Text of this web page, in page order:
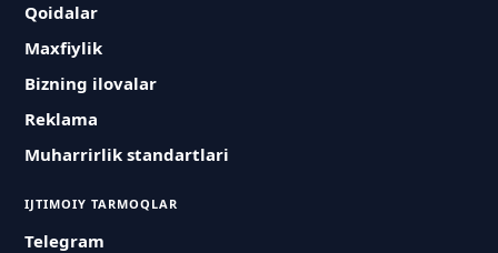
Qoidalar
Maxfiylik
Bizning ilovalar
Reklama
Muharrirlik standartlari
IJTIMOIY TARMOQLAR
Telegram